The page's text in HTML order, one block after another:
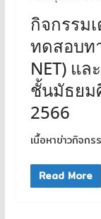
กิจกรรม
ทดสอบท
NET) แ
ชั้นมัธยม
2566
เนื้อหาข่าวกิจกร
Read More